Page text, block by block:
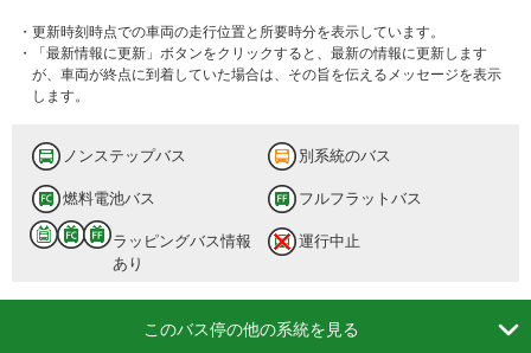
・更新時刻時点での車両の走行位置と所要時分を表示しています。
・「最新情報に更新」ボタンをクリックすると、最新の情報に更新します
が、車両が終点に到着していた場合は、その旨を伝えるメッセージを表示
します。
ノンステップバス 別系統のバス
燃料電池バス フルフラットバス
ラッピングバス情報
あり
運行中止
このバス停の他の系統を見る 